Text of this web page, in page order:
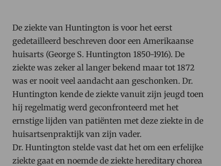
De ziekte van Huntington is voor het eerst
gedetailleerd beschreven door een Amerikaanse
huisarts (George S. Huntington 1850-1916). De
ziekte was zeker al langer bekend maar tot 1872
was er nooit veel aandacht aan geschonken. Dr.
Huntington kende de ziekte vanuit zijn jeugd toen
hij regelmatig werd geconfronteerd met het
ernstige lijden van patiënten met deze ziekte in de
huisartsenpraktijk van zijn vader.
Dr. Huntington stelde vast dat het om een erfelijke
ziekte gaat en noemde de ziekte hereditary chorea